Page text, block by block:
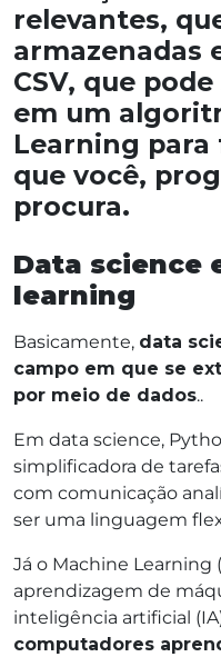
relevantes,
armazenadas
CSV, que
em um
Learning para
que você,
procura.
Data science
learning
Basicamente, data
campo em que se
por meio de dados..
Em data science,
simplificadora de
com comunicação
ser uma linguagem
Já o Machine Learning
aprendizagem de
inteligência artificial
computadores